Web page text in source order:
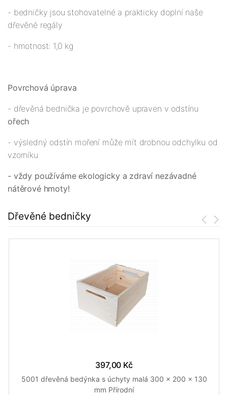
- bedničky jsou stohovatelné a prakticky doplní naše
dřevěné regály
- hmotnost: 1,0 kg
Povrchová úprava
- dřevěná bednička je povrchově upraven v odstínu
ořech
- výsledný odstín moření může mít drobnou odchylku od
vzorníku
- vždy používáme ekologicky a zdraví nezávadné
nátěrové hmoty!
Dřevěné bedničky
397,00 Kč
5001 dřevěná bedýnka s úchyty malá 300 x 200 x 130
mm Přírodní